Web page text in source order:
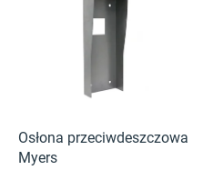
Osłona przeciwdeszczowa
Myers